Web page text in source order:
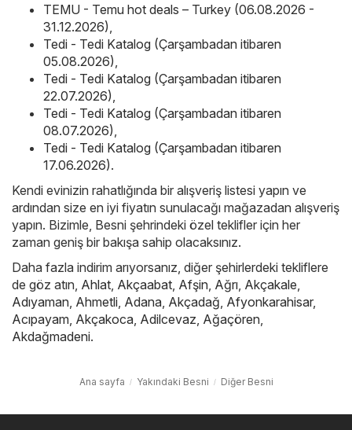
TEMU - Temu hot deals – Turkey (06.08.2026 -
31.12.2026)
Tedi - Tedi Katalog (Çarşambadan itibaren
05.08.2026)
Tedi - Tedi Katalog (Çarşambadan itibaren
22.07.2026)
Tedi - Tedi Katalog (Çarşambadan itibaren
08.07.2026)
Tedi - Tedi Katalog (Çarşambadan itibaren
17.06.2026).
Kendi evinizin rahatlığında bir alışveriş listesi yapın ve
ardından size en iyi fiyatın sunulacağı mağazadan alışveriş
yapın. Bizimle, Besni şehrindeki özel teklifler için her
zaman geniş bir bakışa sahip olacaksınız.
Daha fazla indirim arıyorsanız, diğer şehirlerdeki tekliflere
de göz atın, Ahlat Akçaabat Afşin Ağrı Akçakale
Adıyaman Ahmetli Adana Akçadağ Afyonkarahisar,
Acıpayam Akçakoca Adilcevaz Ağaçören
Akdağmadeni.
Ana sayfa Yakındaki Besni Diğer Besni